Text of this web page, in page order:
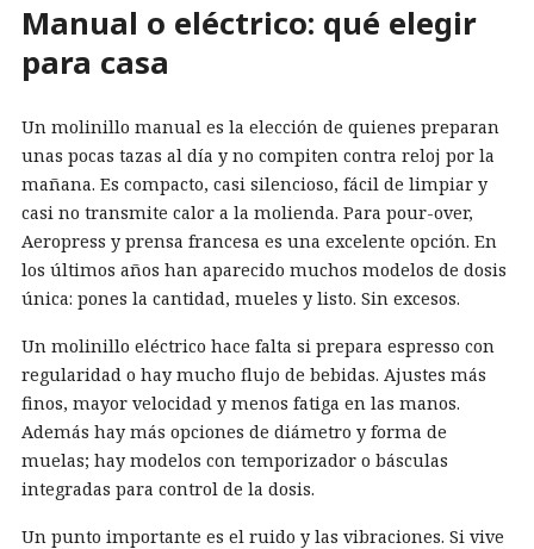
Manual o eléctrico: qué elegir
para casa
Un molinillo manual es la elección de quienes preparan
unas pocas tazas al día y no compiten contra reloj por la
mañana. Es compacto, casi silencioso, fácil de limpiar y
casi no transmite calor a la molienda. Para pour-over,
Aeropress y prensa francesa es una excelente opción. En
los últimos años han aparecido muchos modelos de dosis
única: pones la cantidad, mueles y listo. Sin excesos.
Un molinillo eléctrico hace falta si prepara espresso con
regularidad o hay mucho flujo de bebidas. Ajustes más
finos, mayor velocidad y menos fatiga en las manos.
Además hay más opciones de diámetro y forma de
muelas; hay modelos con temporizador o básculas
integradas para control de la dosis.
Un punto importante es el ruido y las vibraciones. Si vive